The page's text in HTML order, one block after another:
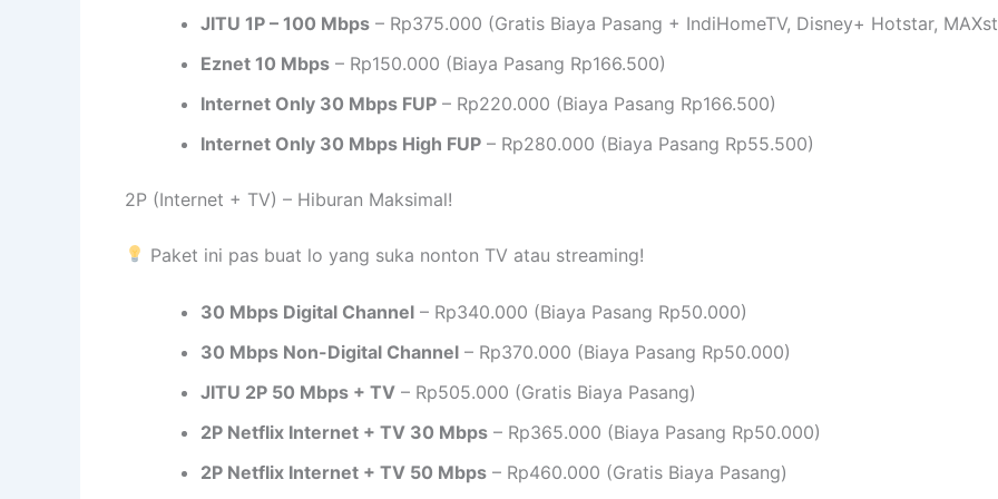
JITU 1P – 100 Mbps – Rp375.000 (Gratis Biaya Pasang + IndiHomeTV, Disney+ Hotstar,
Eznet 10 Mbps – Rp150.000 (Biaya Pasang Rp166.500)
Internet Only 30 Mbps FUP – Rp220.000 (Biaya Pasang Rp166.500)
Internet Only 30 Mbps High FUP – Rp280.000 (Biaya Pasang Rp55.500)
2P (Internet + TV) – Hiburan Maksimal!
Paket ini pas buat lo yang suka nonton TV atau streaming!
30 Mbps Digital Channel – Rp340.000 (Biaya Pasang Rp50.000)
30 Mbps Non-Digital Channel – Rp370.000 (Biaya Pasang Rp50.000)
JITU 2P 50 Mbps + TV – Rp505.000 (Gratis Biaya Pasang)
2P Netflix Internet + TV 30 Mbps – Rp365.000 (Biaya Pasang Rp50.000)
2P Netflix Internet + TV 50 Mbps – Rp460.000 (Gratis Biaya Pasang)